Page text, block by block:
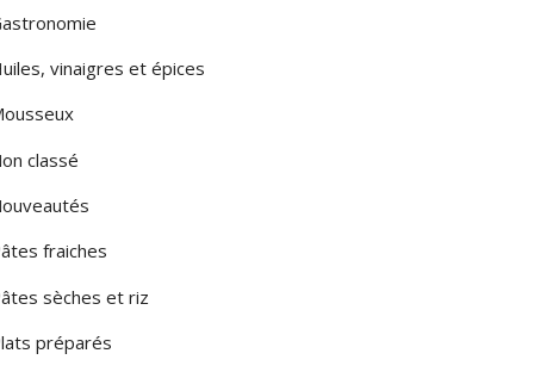
vinaigres et épices
classé
fraiches
sèches et riz
préparés